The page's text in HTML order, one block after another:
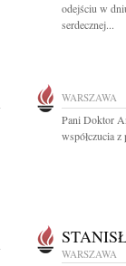
odejściu w
serdecznej...
WARSZAWA
Pani Doktor
współczucia
WARSZAWA